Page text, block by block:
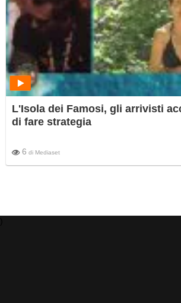
L'Isola dei Famosi, gli arrivisti
di fare strategia
6 di Mediaset